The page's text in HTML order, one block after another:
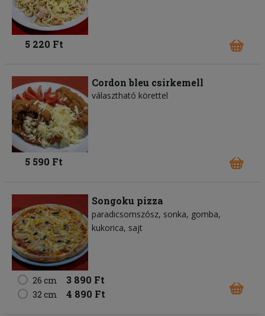
5 220 Ft
Cordon bleu csirkemell
választható körettel
5 590 Ft
Songoku pizza
paradicsomszósz sonka gomba
kukorica sajt
26 cm 3 890 Ft
32 cm 4 890 Ft